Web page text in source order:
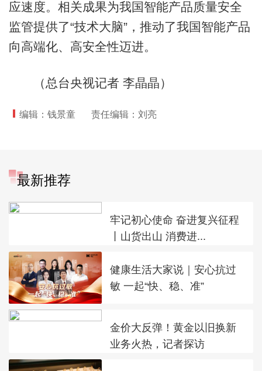
应速度。相关成果为我国智能产品质量安全
监管提供了“技术大脑”，推动了我国智能产品
向高端化、高安全性迈进。
（总台央视记者 李晶晶）
编辑：钱景童 责任编辑：刘亮
最新推荐
牢记初心使命 奋进复兴征程
丨山货出山 消费进...
健康生活大家说｜安心抗过
敏 一起“快、稳、准”
金价大反弹！黄金以旧换新
业务火热，记者探访